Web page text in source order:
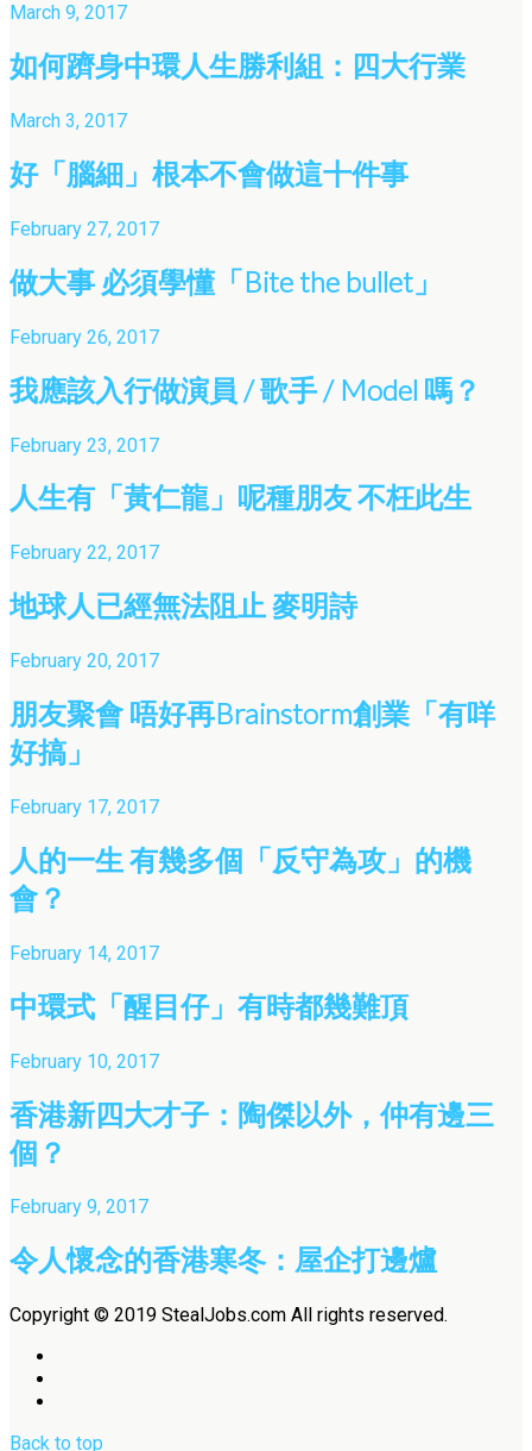
March 9, 2017
如何躋身中環人生勝利組：四大行業
March 3, 2017
好「腦細」根本不會做這十件事
February 27, 2017
做大事 必須學懂「Bite the bullet」
February 26, 2017
我應該入行做演員 / 歌手 / Model 嗎？
February 23, 2017
人生有「黃仁龍」呢種朋友 不枉此生
February 22, 2017
地球人已經無法阻止 麥明詩
February 20, 2017
朋友聚會 唔好再Brainstorm創業「有咩
好搞」
February 17, 2017
人的一生 有幾多個「反守為攻」的機
會？
February 14, 2017
中環式「醒目仔」有時都幾難頂
February 10, 2017
香港新四大才子：陶傑以外，仲有邊三
個？
February 9, 2017
令人懷念的香港寒冬：屋企打邊爐
Copyright © 2019 StealJobs.com All rights reserved.
Back to top